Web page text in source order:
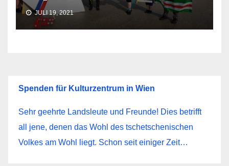
JULI 19, 2021
Spenden für Kulturzentrum in Wien
Sehr geehrte Landsleute und Freunde! Dies betrifft
all jene, denen das Wohl des tschetschenischen
Volkes am Wohl liegt. Schon seit einiger Zeit…